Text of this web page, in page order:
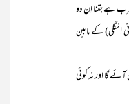
قرب ہے جتنا اِن دو
انگلی) کے مابین
گا اور نہ کوئی